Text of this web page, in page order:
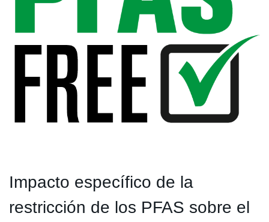
Impacto específico de la
restricción de los PFAS sobre el